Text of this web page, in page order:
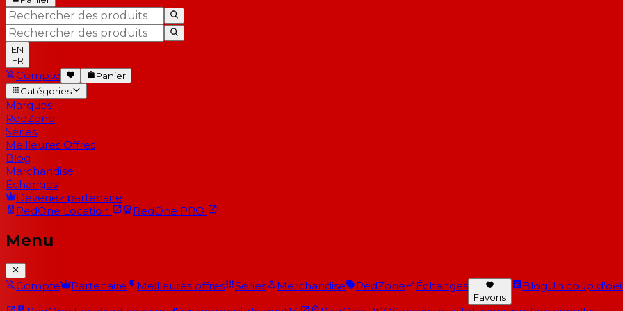
EN
FR
Compte
Panier
Catégories
Marques
RedZone
Séries
Meilleures Offres
Blog
Marchandise
Échanges
Devenez partenaire
RedOne Location RedOne PRO
Menu
Compte Partenaire Meilleures offres Séries Merchandise RedZone Échanges
Favoris
BlogUn coup